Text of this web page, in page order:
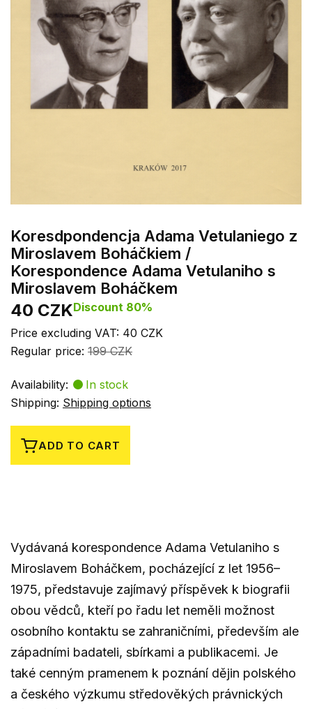
Koresdpondencja Adama Vetulaniego z
Miroslavem Boháčkiem /
Korespondence Adama Vetulaniho s
Miroslavem Boháčkem
40 CZKDiscount 80%
Price excluding VAT: 40 CZK
Regular price: 199 CZK
Availability:
In stock
Shipping: Shipping options
ADD TO CART
Vydávaná korespondence Adama Vetulaniho s
Miroslavem Boháčkem, pocházející z let 1956–
1975, představuje zajímavý příspěvek k biografii
obou vědců, kteří po řadu let neměli možnost
osobního kontaktu se zahraničními, především ale
západními badateli, sbírkami a publikacemi. Je
také cenným pramenem k poznání dějin polského
a českého výzkumu středověkých právnických